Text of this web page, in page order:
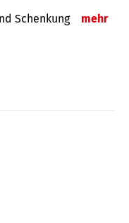
Schenkung mehr